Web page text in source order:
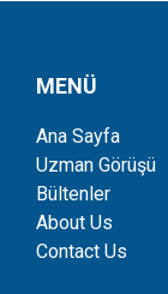
MENÜ
Ana Sayfa
Uzman Görüşü
Bültenler
About Us
Contact Us